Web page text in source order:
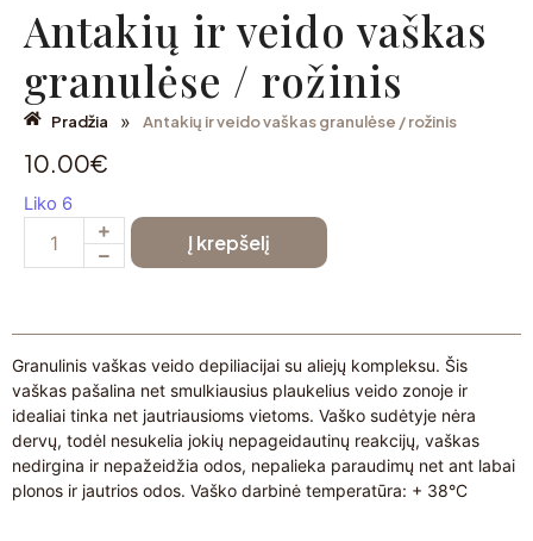
Antakių ir veido vaškas
granulėse / rožinis
Pradžia » Antakių ir veido vaškas granulėse / rožinis
10.00€
Liko 6
Į krepšelį
Granulinis vaškas veido depiliacijai su aliejų kompleksu. Šis
vaškas pašalina net smulkiausius plaukelius veido zonoje ir
idealiai tinka net jautriausioms vietoms. Vaško sudėtyje nėra
dervų, todėl nesukelia jokių nepageidautinų reakcijų, vaškas
nedirgina ir nepažeidžia odos, nepalieka paraudimų net ant labai
plonos ir jautrios odos. Vaško darbinė temperatūra: + 38°C